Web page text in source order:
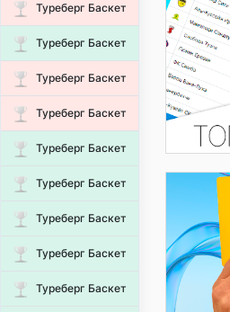
Туреберг Баскет
Туреберг Баскет
Туреберг Баскет
Туреберг Баскет
Туреберг Баскет
Туреберг Баскет
Туреберг Баскет
Туреберг Баскет
Туреберг Баскет